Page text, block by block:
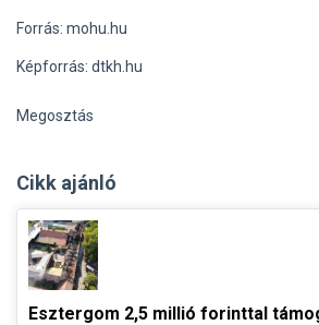
Forrás: mohu.hu
Képforrás: dtkh.hu
Megosztás
Cikk ajánló
Esztergom 2,5 millió forinttal